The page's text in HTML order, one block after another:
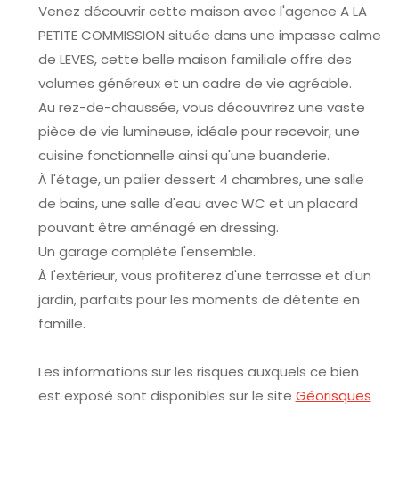
Venez découvrir cette maison avec l'agence A LA
PETITE COMMISSION située dans une impasse calme
de LEVES, cette belle maison familiale offre des
volumes généreux et un cadre de vie agréable.
Au rez-de-chaussée, vous découvrirez une vaste
pièce de vie lumineuse, idéale pour recevoir, une
cuisine fonctionnelle ainsi qu'une buanderie.
À l'étage, un palier dessert 4 chambres, une salle
de bains, une salle d'eau avec WC et un placard
pouvant être aménagé en dressing.
Un garage complète l'ensemble.
À l'extérieur, vous profiterez d'une terrasse et d'un
jardin, parfaits pour les moments de détente en
famille.
Les informations sur les risques auxquels ce bien
est exposé sont disponibles sur le site Géorisques